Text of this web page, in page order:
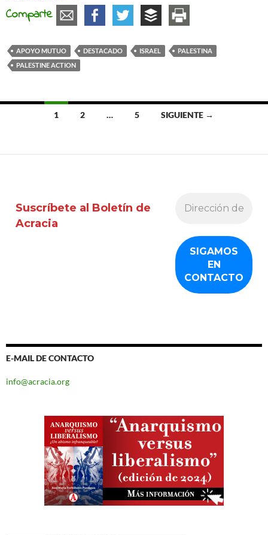
Comparte
APOYO MUTUO DESTACADO ISRAEL
PALESTINA
PALESTINE ACTION
las
1 2 … 5 SIGUIENTE →
Suscríbete al Boletín de
Acracia
E-MAIL DE CONTACTO
info@acracia.org